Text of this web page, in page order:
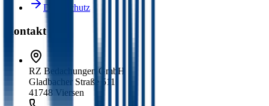
Datenschutz
Kontakt
RZ Bedachungen GmbH
Gladbacher Straße 511
41748 Viersen